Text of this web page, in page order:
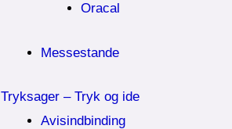
Oracal
Messestande
Tryksager – Tryk og ide
Avisindbinding